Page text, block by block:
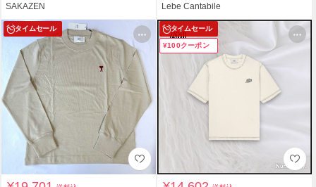
SAKAZEN Lebe Cantabile
タイムセール タイムセール
¥100クーポン